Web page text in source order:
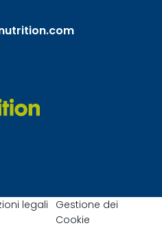
legali
Gestione dei
Cookie